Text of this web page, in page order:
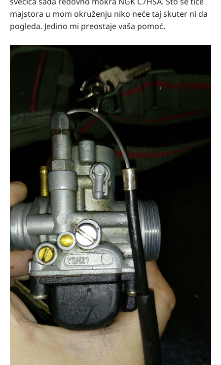
majstora u mom okruženju niko neće taj skuter ni da
pogleda. Jedino mi preostaje vaša pomoć.